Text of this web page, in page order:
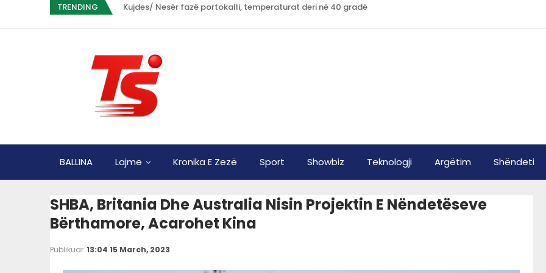
TRENDING Kujdes/ Nesër fazë portokalli, temperaturat deri në 40 gradë
BALLINA Lajme Kronika E Zezë Sport Showbiz Teknologji Argëtim Shëndeti
SHBA, Britania Dhe Australia Nisin Projektin E Nëndetëseve
Bërthamore, Acarohet Kina
Publikuar 13:04 15 March, 2023